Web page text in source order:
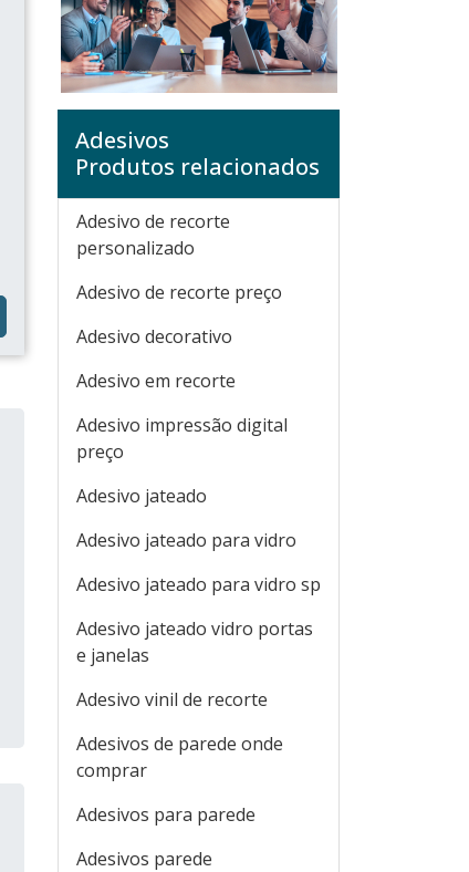
Adesivos
Produtos relacionados
Adesivo de recorte
personalizado
Adesivo de recorte preço
Adesivo decorativo
Adesivo em recorte
Adesivo impressão digital
preço
Adesivo jateado
Adesivo jateado para vidro
Adesivo jateado para vidro sp
Adesivo jateado vidro portas
e janelas
Adesivo vinil de recorte
Adesivos de parede onde
comprar
Adesivos para parede
Adesivos parede